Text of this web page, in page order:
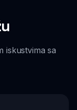
iskustvima sa